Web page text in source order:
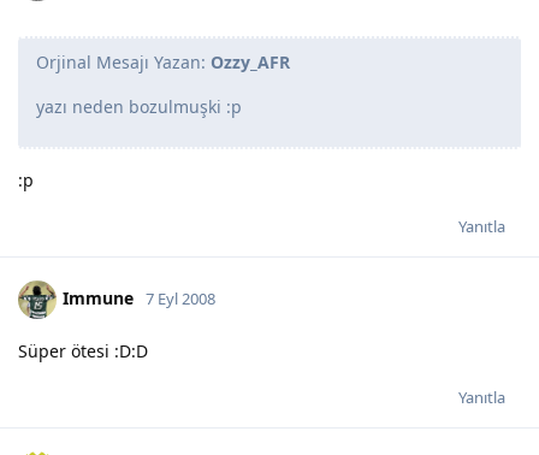
Orjinal Mesajı Yazan: Ozzy_AFR
yazı neden bozulmuşki :p
:p
Yanıtla
Immune 7 Eyl 2008
Süper ötesi :D:D
Yanıtla